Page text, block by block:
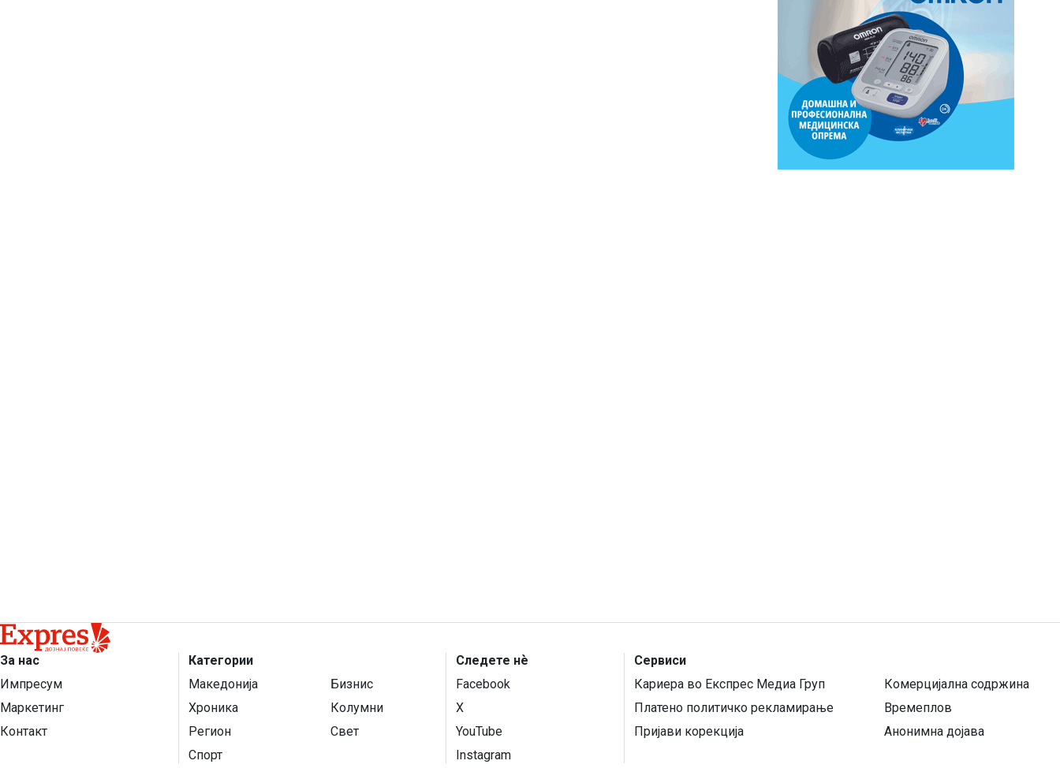
За нас
Импресум
Маркетинг
Контакт
Категории
Македонија
Бизнис
Хроника
Колумни
Регион
Свет
Спорт
Следете нѐ
Facebook
X
YouTube
Instagram
Сервиси
Кариера во Експрес Медиа Груп
Комерцијална содржина
Платено политичко рекламирање
Времеплов
Пријави корекција
Анонимна дојава